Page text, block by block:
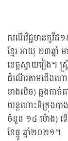
ករណីវិជ្ជមានកូវីដ
ខ្មែរ អាយុ ២៣ឆ្ន
ខេត្តស្វាយរៀង។ ស្
ដំណើរតាមជើងហោ
ខាងលិច) ឆ្លងកាត់
យន្តហោះទីក្រុងបា
ចំនួន ១៤ ម៉ោង) ទ
ខែធ្នូ ឆ្នាំ២០២១។